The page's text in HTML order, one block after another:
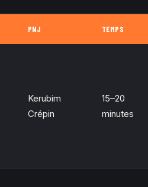
PNJ TEMPS
Kerubim
Crépin
15–20
minutes